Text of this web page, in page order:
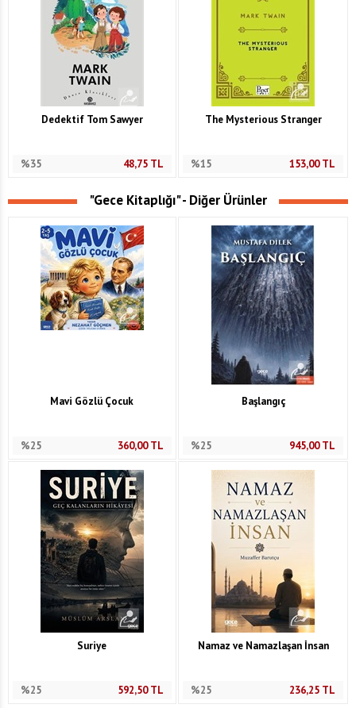
Dedektif Tom Sawyer
%35 48,75TL
The Mysterious Stranger
%15 153,00TL
"Gece Kitaplığı" - Diğer Ürünler
Mavi Gözlü Çocuk
%25 360,00TL
Başlangıç
%25 945,00TL
Suriye
%25 592,50TL
Namaz ve Namazlaşan İnsan
%25 236,25 TL